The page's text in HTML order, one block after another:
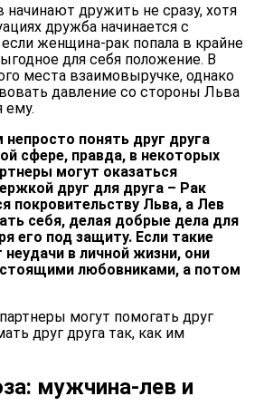
дружить не сразу, хотя
дружба начинается с
женщина-рак попала в крайне
для себя положение. В
места взаимовыручке, однако
давление со стороны Льва
ему.
понять друг друга
сфере, правда, в некоторых
могут оказаться
друг для друга – Рак
покровительству Льва, а Лев
себя, делая добрые дела для
его под защиту. Если такие
в личной жизни, они
любовниками, а потом
могут помогать друг
друг друга так, как им
мужчина-лев и